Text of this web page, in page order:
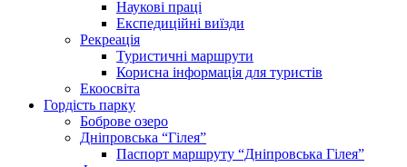
Наукові праці
Експедиційні виїзди
Рекреація
Туристичні маршрути
Корисна інформація для туристів
Екоосвіта
Гордість парку
Боброве озеро
Дніпровська “Гілея”
Паспорт маршруту “Дніпровська Гілея”